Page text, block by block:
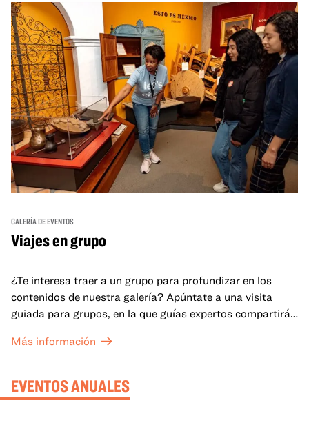
GALERÍA DE EVENTOS
Viajes en grupo
¿Te interesa traer a un grupo para profundizar en los
contenidos de nuestra galería? Apúntate a una visita
guiada para grupos, en la que guías expertos compartirán
mejor lo que se expone en las galerías del OMCA.
Más información
EVENTOS ANUALES